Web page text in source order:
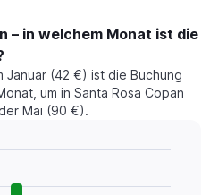
– in welchem Monat ist die
Januar (42 €) ist die Buchung
um in Santa Rosa Copan
Mai (90 €).